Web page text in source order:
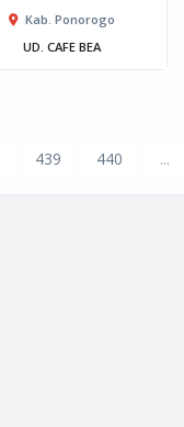
Kab. Ponorogo
UD. CAFE BEA
439 440 ...